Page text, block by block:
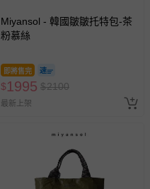
Miyansol - 韓國皺皺托特包-茶
粉慕絲
即將售完
$1995 $2100
最新上架